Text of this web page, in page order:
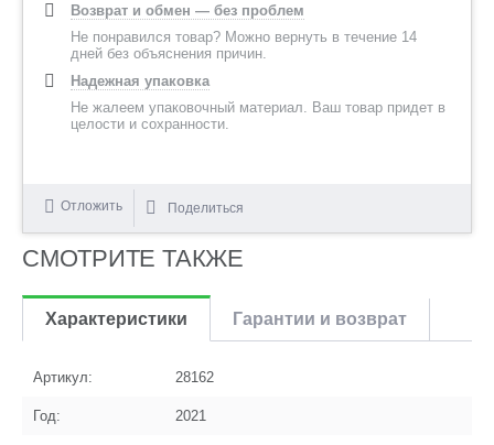
Возврат и обмен — без проблем
Не понравился товар? Можно вернуть в течение 14
дней без объяснения причин.
Надежная упаковка
Не жалеем упаковочный материал. Ваш товар придет в
целости и сохранности.
Отложить Поделиться
СМОТРИТЕ ТАКЖЕ
Характеристики Гарантии и возврат
Артикул: 28162
Год: 2021